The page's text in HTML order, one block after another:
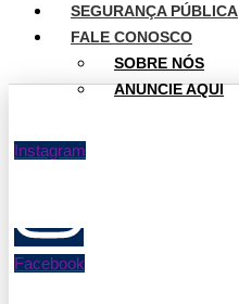
SEGURANÇA PÚBLICA
FALE CONOSCO
SOBRE NÓS
ANUNCIE AQUI
Instagram
Facebook